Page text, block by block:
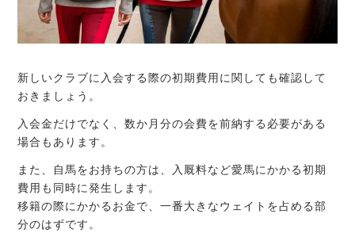
新しいクラブに入会する際の初期費用に関しても確認して
おきましょう。
入会金だけでなく、数か月分の会費を前納する必要がある
場合もあります。
また、自馬をお持ちの方は、入厩料など愛馬にかかる初期
費用も同時に発生します。
移籍の際にかかるお金で、一番大きなウェイトを占める部
分のはずです。